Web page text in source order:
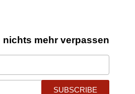
nichts mehr verpassen
SUBSCRIBE